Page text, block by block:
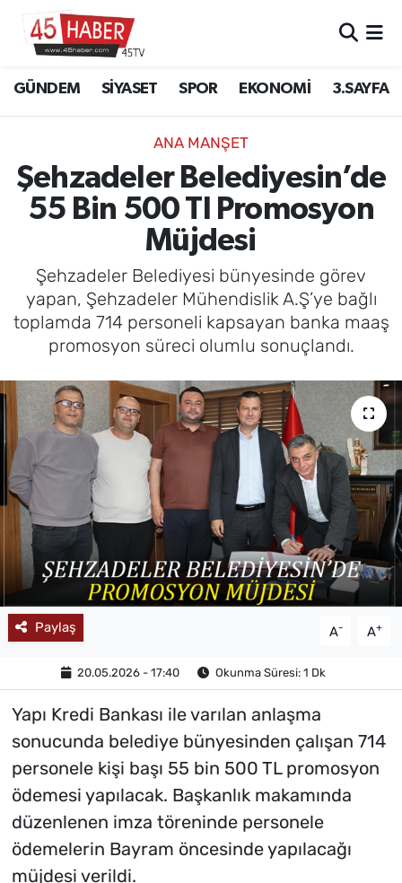
GÜNDEM SİYASET SPOR EKONOMİ 3.SAYFA
ANA MANŞET
Şehzadeler Belediyesin’de
55 Bin 500 Tl Promosyon
Müjdesi
Şehzadeler Belediyesi bünyesinde görev
yapan, Şehzadeler Mühendislik A.Ş’ye bağlı
toplamda 714 personeli kapsayan banka maaş
promosyon süreci olumlu sonuçlandı.
Paylaş A- A+
20.05.2026 - 17:40 Okunma Süresi: 1 Dk
Yapı Kredi Bankası ile varılan anlaşma
sonucunda belediye bünyesinden çalışan 714
personele kişi başı 55 bin 500 TL promosyon
ödemesi yapılacak. Başkanlık makamında
düzenlenen imza töreninde personele
ödemelerin Bayram öncesinde yapılacağı
müjdesi verildi.
SİYASET
EKONOMİ
EĞİTİM
SAĞLIK
YAŞAM
MAGAZİN
Manisa Hava Durumu
Manisa Trafik Yoğunluk Haritası
Süper Lig Puan Durumu ve Fikstür
Tüm Manşetler
Son Dakika Haberleri
Haber Arşivi